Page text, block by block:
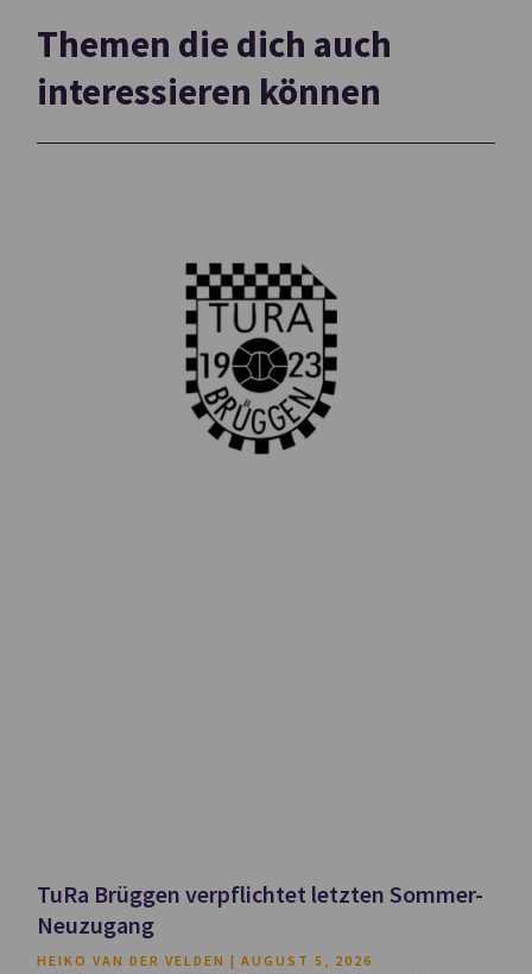
Themen die dich auch
interessieren können
TuRa Brüggen verpflichtet letzten Sommer-
Neuzugang
HEIKO VAN DER VELDEN AUGUST 5, 2026